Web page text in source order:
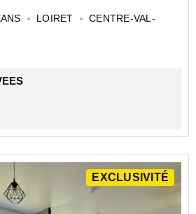
ville, offrant toutes les
LOIRET
CENTRE-VAL-
EXCLUSIVITÉ